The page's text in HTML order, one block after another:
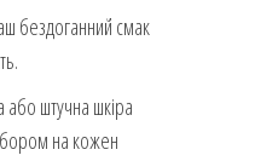
бездоганний смак
або штучна шкіра
на кожен